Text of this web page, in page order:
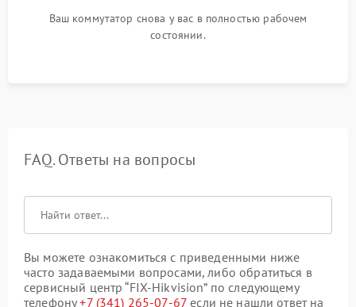
Ваш коммутатор снова у вас в полностью рабочем
состоянии.
FAQ. Ответы на вопросы
Вы можете ознакомиться с приведенными ниже
часто задаваемыми вопросами, либо обратиться в
сервисный центр “FIX-Hikvision” по следующему
телефону+7 (341) 265-07-67 если не нашли ответ на